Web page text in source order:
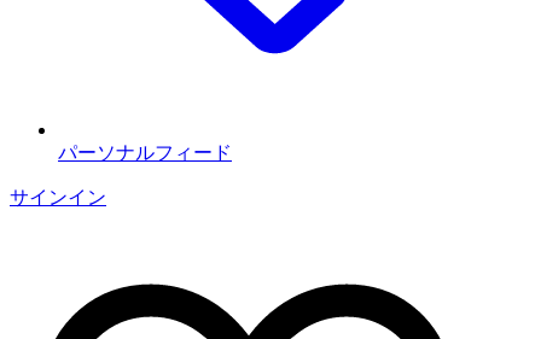
パーソナルフィード
サインイン